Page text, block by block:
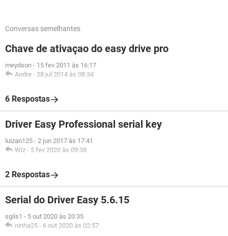
Conversas semelhantes
Chave de ativaçao do easy drive pro
meydson - 15 fev 2011 às 16:17
Andre - 28 jul 2014 às 08:34
6 Respostas
Driver Easy Professional serial key
luizan125 - 2 jun 2017 às 17:41
Wiz - 5 fev 2020 às 09:38
2 Respostas
Serial do Driver Easy 5.6.15
sgils1 - 5 out 2020 às 20:35
ninha25 - 6 out 2020 às 02:57